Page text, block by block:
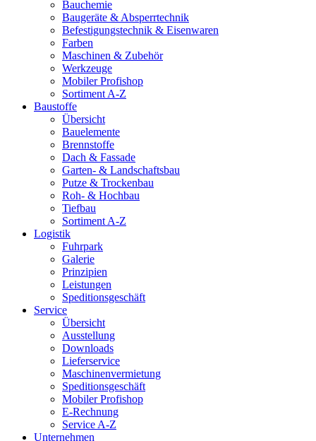
Bauchemie
Baugeräte & Absperrtechnik
Befestigungstechnik & Eisenwaren
Farben
Maschinen & Zubehör
Werkzeuge
Mobiler Profishop
Sortiment A-Z
Baustoffe
Übersicht
Bauelemente
Brennstoffe
Dach & Fassade
Garten- & Landschaftsbau
Putze & Trockenbau
Roh- & Hochbau
Tiefbau
Sortiment A-Z
Logistik
Fuhrpark
Galerie
Prinzipien
Leistungen
Speditionsgeschäft
Service
Übersicht
Ausstellung
Downloads
Lieferservice
Maschinenvermietung
Speditionsgeschäft
Mobiler Profishop
E-Rechnung
Service A-Z
Unternehmen